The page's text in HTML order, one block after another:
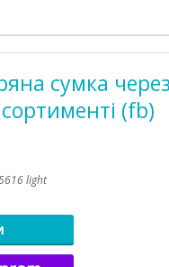
сумка
(fb)
light